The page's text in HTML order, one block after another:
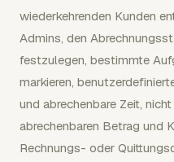
wiederkehrenden Kunden
Admins, den
festzulegen, bestimmte
markieren,
und abrechenbare Zeit,
abrechenbaren Betrag und
Rechnungs- oder